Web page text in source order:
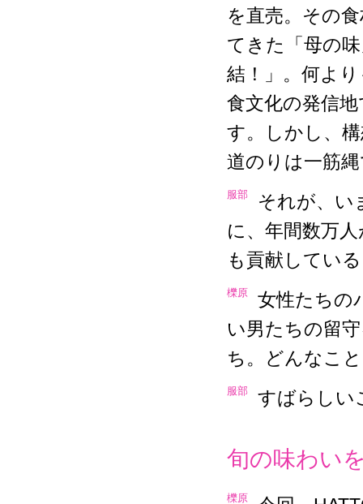
を直売。その
てきた「母の
結！」。何よ
食文化の発信
す。しかし、
道のりは一筋
服部
それが、い
に、年間数万
も貢献してい
櫟原
女性たちの
い男たちの留
ち。どんなこ
服部 すばらしい
旬の味わい
櫟原